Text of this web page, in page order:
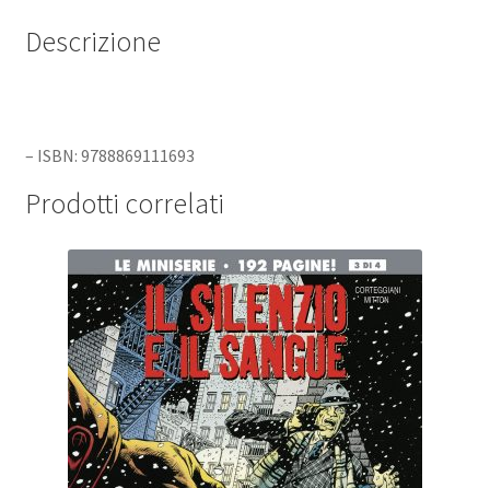
Descrizione
– ISBN: 9788869111693
Prodotti correlati